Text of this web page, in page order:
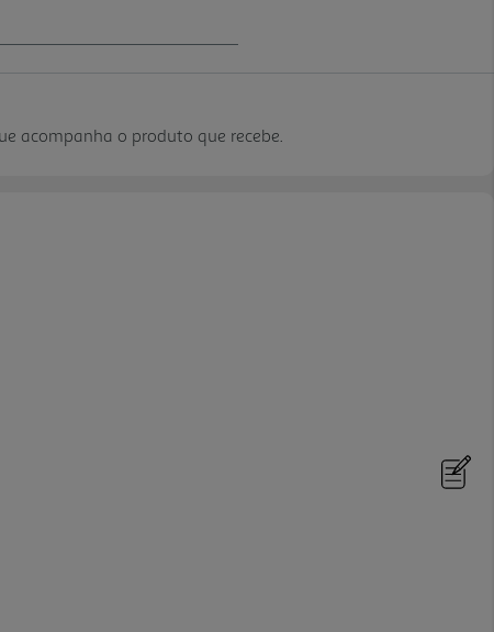
acompanha o produto que recebe.